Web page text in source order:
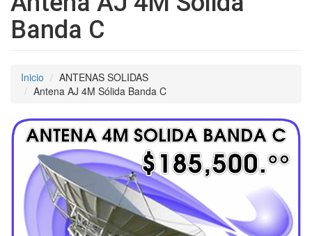
Banda C
Inicio
ANTENAS SOLIDAS
Antena AJ 4M Sólida Banda C